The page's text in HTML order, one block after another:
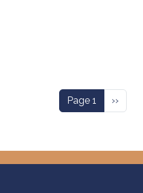
Page 1 Next
››